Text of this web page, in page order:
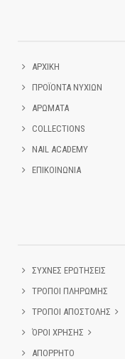
ΑΡΧΙΚΗ
ΠΡΟΪΟΝΤΑ ΝΥΧΙΩΝ
ΑΡΩΜΑΤΑ
COLLECTIONS
NAIL ACADEMY
ΕΠΙΚΟΙΝΩΝΙΑ
ΣΥΧΝΕΣ ΕΡΩΤΗΣΕΙΣ
ΤΡΟΠΟΙ ΠΛΗΡΩΜΗΣ
ΤΡΟΠΟΙ ΑΠΟΣΤΟΛΗΣ
ΌΡΟΙ ΧΡΗΣΗΣ
ΑΠΟΡΡΗΤΟ